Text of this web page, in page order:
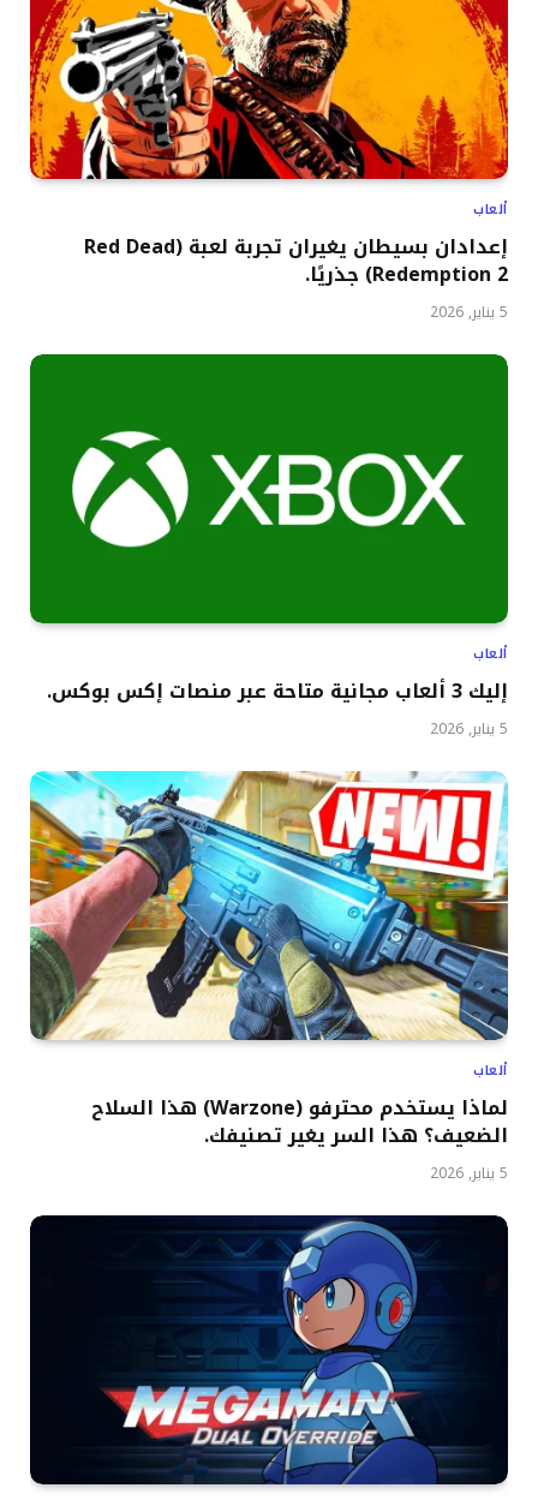
ألعاب
إعدادان بسيطان يغيران تجربة لعبة (Red Dead
Redemption 2) جذريًا.
5 يناير, 2026
ألعاب
إليك 3 ألعاب مجانية متاحة عبر منصات إكس بوكس.
5 يناير, 2026
ألعاب
لماذا يستخدم محترفو (Warzone) هذا السلاح
الضعيف؟ هذا السر يغير تصنيفك.
5 يناير, 2026